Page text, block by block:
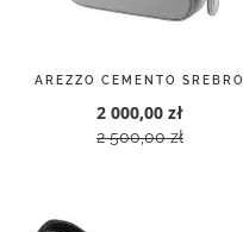
AREZZO CEMENTO SREBRO
2 000,00 zł
2 500,00 zł